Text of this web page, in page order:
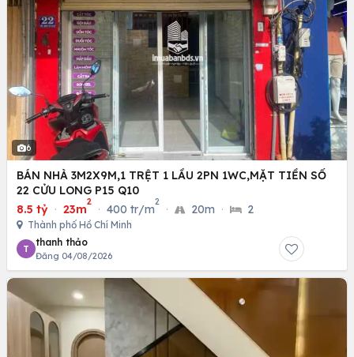
6
BÁN NHÀ 3M2X9M,1 TRỆT 1 LẦU 2PN 1WC,MẶT TIỀN SỐ
22 CỬU LONG P15 Q10
8.5 tỷ · 23m
2
· 400 tr/m
2
· 20m · 2
Thành phố Hồ Chí Minh
T
thanh thảo
Đăng 04/08/2026